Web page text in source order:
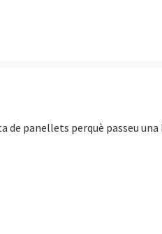
de panellets perquè passeu